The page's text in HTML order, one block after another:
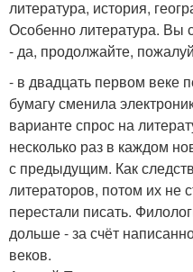
литература, история,
Особенно литература. Вы
- да, продолжайте,
- в двадцать первом веке
бумагу сменила
варианте спрос на
несколько раз в каждом
с предыдущим. Как
литераторов, потом их не
перестали писать.
дольше - за счёт
веков.